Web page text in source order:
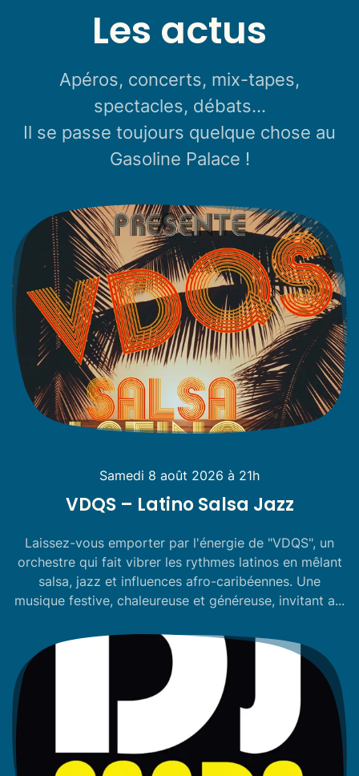
Les actus
Apéros, concerts, mix-tapes,
spectacles, débats...
Il se passe toujours quelque chose au
Gasoline Palace !
Samedi 8 août 2026 à 21h
VDQS – Latino Salsa Jazz
Laissez-vous emporter par l'énergie de "VDQS", un
orchestre qui fait vibrer les rythmes latinos en mêlant
salsa, jazz et influences afro-caribéennes. Une
musique festive, chaleureuse et généreuse, invitant a...